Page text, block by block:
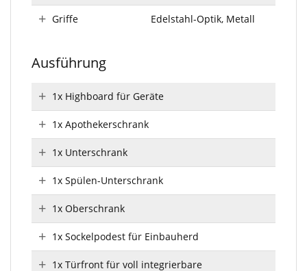
Griffe Edelstahl-Optik, Metall
Ausführung
1x Highboard für Geräte
1x Apothekerschrank
1x Unterschrank
1x Spülen-Unterschrank
1x Oberschrank
1x Sockelpodest für Einbauherd
1x Türfront für voll integrierbare